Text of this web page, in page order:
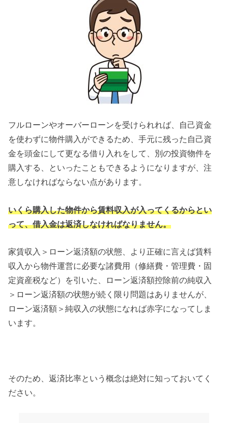
フルローンやオーバーローンを受けられれば、自己資金
を使わずに物件購入ができるため、手元に残った自己資
金を頭金にして更なる借り入れをして、別の投資物件を
購入する、といったこともできるようになりますが、注
意しなければならない点があります。
いくら購入した物件から賃料収入が入ってくるからとい
って、借入金は返済しなければなりません。
家賃収入＞ローン返済額の状態、より正確に言えば賃料
収入から物件運営に必要な諸費用（修繕費・管理費・固
定資産税など）を引いた、ローン返済額控除前の純収入
＞ローン返済額の状態が続く限り問題はありませんが、
ローン返済額＞純収入の状態になれば赤字になってしま
います。
そのため、返済比率という概念は絶対に知っておいてく
ださい。